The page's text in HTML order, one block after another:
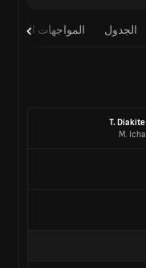
الجدول المواجهات المباشرة
T. Diakite
M. Icha